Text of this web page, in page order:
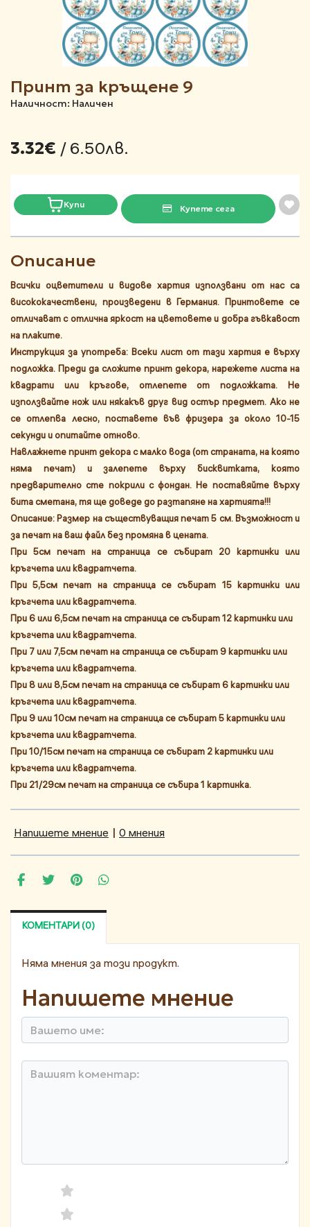
Принт за кръщене 9
Наличност: Наличен
3.32€ / 6.50лв.
Купи Купете сега
Описание
Всички оцветители и видове хартия използвани от нас са
висококачествени, произведени в Германия. Принтовете се
отличават с отлична яркост на цветовете и добра гъвкавост
на плаките.
Инструкция за употреба: Всеки лист от тази хартия е върху
подложка. Преди да сложите принт декора, нарежете листа на
квадрати или кръгове, отлепете от подложката. Не
използвайте нож или някакъв друг вид остър предмет. Ако не
се отлепва лесно, поставете във фризера за около 10-15
секунди и опитайте отново.
Навлажнете принт декора с малко вода (от страната, на която
няма печат) и залепете върху бисквитката, която
предварително сте покрили с фондан. Не поставяйте върху
бита сметана, тя ще доведе до разтапяне на хартията!!!
Описание: Размер на съществуващия печат 5 см. Възможност и
за печат на ваш файл без промяна в цената.
При 5см печат на страница се събират 20 картинки или
кръгчета или квадратчета.
При 5,5см печат на страница се събират 15 картинки или
кръгчета или квадратчета.
При 6 или 6,5см печат на страница се събират 12 картинки или
кръгчета или квадратчета.
При 7 или 7,5см печат на страница се събират 9 картинки или
кръгчета или квадратчета.
При 8 или 8,5см печат на страница се събират 6 картинки или
кръгчета или квадратчета.
При 9 или 10см печат на страница се събират 5 картинки или
кръгчета или квадратчета.
При 10/15см печат на страница се събират 2 картинки или
кръгчета или квадратчета.
При 21/29см печат на страница се събира 1 картинка.
Напишете мнение | 0 мнения
КОМЕНТАРИ (0)
Няма мнения за този продукт.
Напишете мнение